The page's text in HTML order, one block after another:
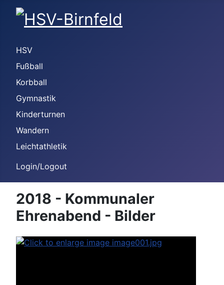
HSV
Fußball
Korbball
Gymnastik
Kinderturnen
Wandern
Leichtathletik
Login/Logout
2018 - Kommunaler
Ehrenabend - Bilder